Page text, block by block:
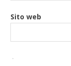
Sito web